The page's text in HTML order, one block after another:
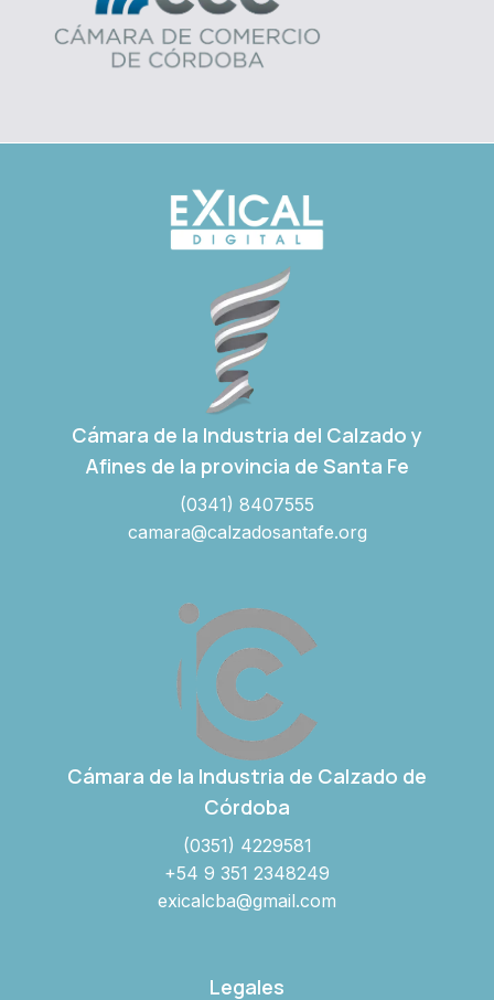
Cámara de la Industria del Calzado y
Afines de la provincia de Santa Fe
(0341) 8407555
camara@calzadosantafe.org
Cámara de la Industria de Calzado de
Córdoba
(0351) 4229581
+54 9 351 2348249
exicalcba@gmail.com
Legales